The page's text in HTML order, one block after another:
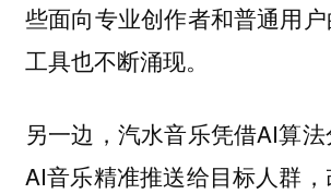
些面向专业创作者和普通用
工具也不断涌现。
另一边，汽水音乐凭借AI算
AI音乐精准推送给目标人群